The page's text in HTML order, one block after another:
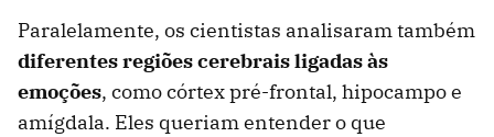
Paralelamente, os cientistas analisaram também
diferentes regiões cerebrais ligadas às
emoções, como córtex pré-frontal, hipocampo e
amígdala. Eles queriam entender o que